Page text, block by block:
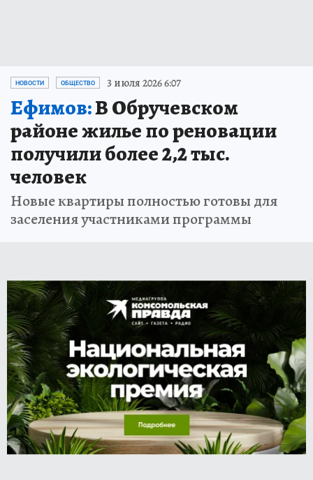
НОВОСТИ ОБЩЕСТВО 3 июля 2026 6:07
Ефимов:В Обручевском
районе жилье по реновации
получили более 2,2 тыс.
человек
Новые квартиры полностью готовы для
заселения участниками программы